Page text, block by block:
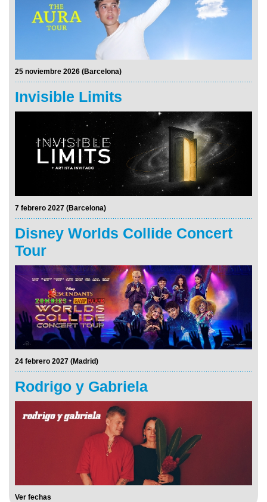
25 noviembre 2026 (Barcelona)
Invisible Limits
7 febrero 2027 (Barcelona)
Disney Worlds Collide Concert
Tour
24 febrero 2027 (Madrid)
Rodrigo y Gabriela
Ver fechas